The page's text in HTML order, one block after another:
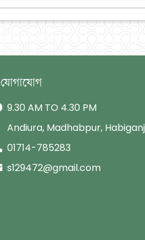
যোগাযোগ
9.30 AM TO 4.30 PM
Andiura, Madhabpur,
01714-785283
s129472@gmail.com